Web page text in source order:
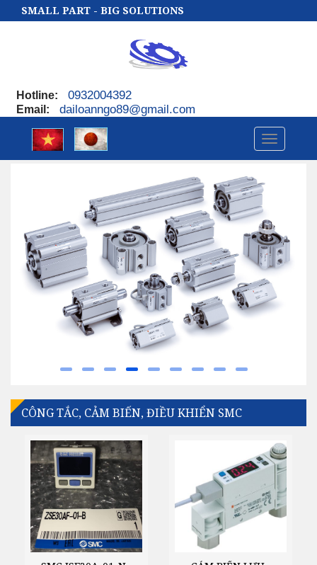
SMALL PART - BIG SOLUTIONS
Hotline: 0932004392
Email : dailoanngo89@gmail.com
Toggle
CÔNG TẮC, CẢM BIẾN, ĐIỀU KHIỂN SMC